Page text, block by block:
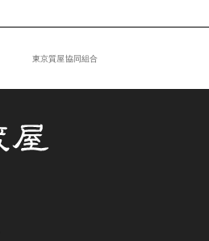
東京質屋協同組合